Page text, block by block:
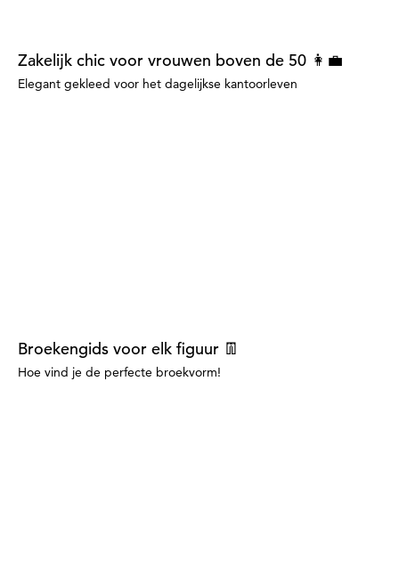
Zakelijk chic voor vrouwen boven de 50 👩‍💼
Elegant gekleed voor het dagelijkse kantoorleven
Broekengids voor elk figuur 👖
Hoe vind je de perfecte broekvorm!